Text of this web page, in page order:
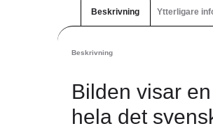
Beskrivning Ytterligare
Beskrivning
Bilden visar
hela det